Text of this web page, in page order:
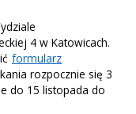
4 w Katowicach.
formularz
rozpocznie się 3
do 15 listopada do